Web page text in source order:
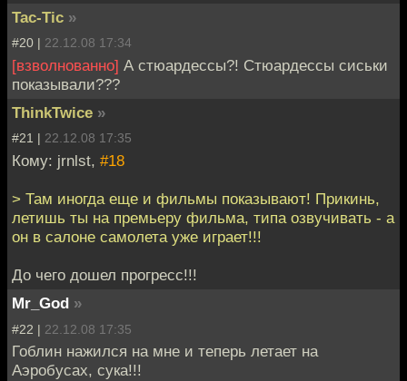
Tac-Tic »
#20 | 22.12.08 17:34
[взволнованно] А стюардессы?! Стюардессы сиськи
показывали???
ThinkTwice »
#21 | 22.12.08 17:35
Кому: jrnlst, #18
> Там иногда еще и фильмы показывают! Прикинь,
летишь ты на премьеру фильма, типа озвучивать - а
он в салоне самолета уже играет!!!
До чего дошел прогресс!!!
Mr_God »
#22 | 22.12.08 17:35
Гоблин нажился на мне и теперь летает на
Аэробусах, сука!!!